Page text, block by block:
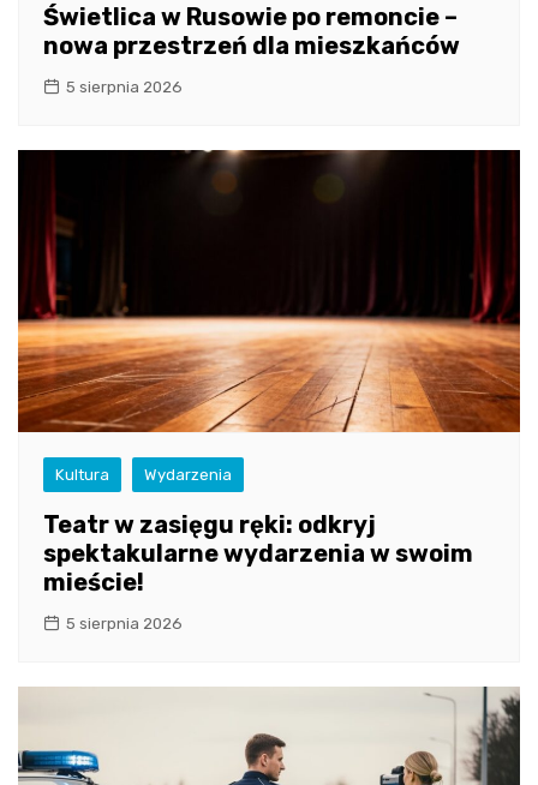
Świetlica w Rusowie po remoncie –
nowa przestrzeń dla mieszkańców
5 sierpnia 2026
Kultura Wydarzenia
Teatr w zasięgu ręki: odkryj
spektakularne wydarzenia w swoim
mieście!
5 sierpnia 2026